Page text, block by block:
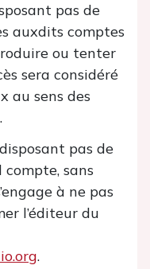
pas de
auxdits comptes
ou tenter
sera considéré
au sens des
pas de
sans
à ne pas
l’éditeur du
.